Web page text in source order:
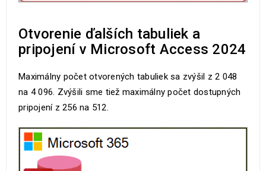
Otvorenie ďalších tabuliek a
pripojení v Microsoft Access 2024
Maximálny počet otvorených tabuliek sa zvýšil z 2 048
na 4 096. Zvýšili sme tiež maximálny počet dostupných
pripojení z 256 na 512.